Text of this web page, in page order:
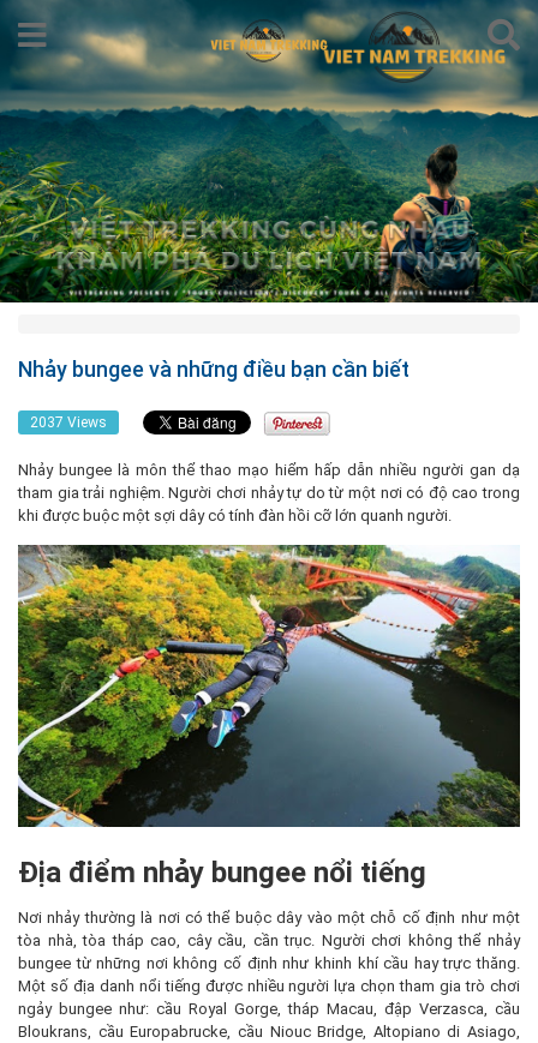
Nhảy bungee và những điều bạn cần biết
2037 Views
Nhảy bungee là môn thể thao mạo hiểm hấp dẫn nhiều người gan dạ
tham gia trải nghiệm. Người chơi nhảy tự do từ một nơi có độ cao trong
khi được buộc một sợi dây có tính đàn hồi cỡ lớn quanh người.
Địa điểm nhảy bungee nổi tiếng
Nơi nhảy thường là nơi có thể buộc dây vào một chỗ cố định như một
tòa nhà, tòa tháp cao, cây cầu, cần trục. Người chơi không thể nhảy
bungee từ những nơi không cố định như khinh khí cầu hay trực thăng.
Một số địa danh nổi tiếng được nhiều người lựa chọn tham gia trò chơi
ngảy bungee như: cầu Royal Gorge, tháp Macau, đập Verzasca, cầu
Bloukrans, cầu Europabrucke, cầu Niouc Bridge, Altopiano di Asiago,